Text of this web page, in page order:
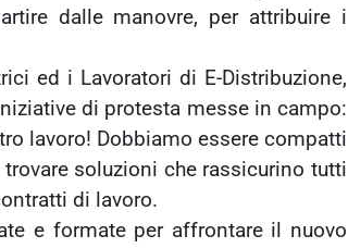
dalle manovre, per attribuire i
ed i Lavoratori di E-Distribuzione,
di protesta messe in campo:
lavoro! Dobbiamo essere compatti
soluzioni che rassicurino tutti
di lavoro.
e formate per affrontare il nuovo